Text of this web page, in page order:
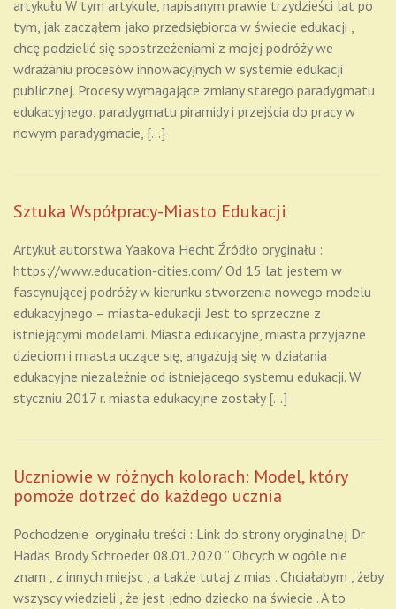
artykułu W tym artykule, napisanym prawie trzydzieści lat po
tym, jak zacząłem jako przedsiębiorca w świecie edukacji ,
chcę podzielić się spostrzeżeniami z mojej podróży we
wdrażaniu procesów innowacyjnych w systemie edukacji
publicznej. Procesy wymagające zmiany starego paradygmatu
edukacyjnego, paradygmatu piramidy i przejścia do pracy w
nowym paradygmacie, […]
Sztuka Współpracy-Miasto Edukacji
Artykuł autorstwa Yaakova Hecht Źródło oryginału :
https://www.education-cities.com/ Od 15 lat jestem w
fascynującej podróży w kierunku stworzenia nowego modelu
edukacyjnego – miasta-edukacji. Jest to sprzeczne z
istniejącymi modelami. Miasta edukacyjne, miasta przyjazne
dzieciom i miasta uczące się, angażują się w działania
edukacyjne niezależnie od istniejącego systemu edukacji. W
styczniu 2017 r. miasta edukacyjne zostały […]
Uczniowie w różnych kolorach: Model, który
pomoże dotrzeć do każdego ucznia
Pochodzenie oryginału treści : Link do strony oryginalnej Dr
Hadas Brody Schroeder 08.01.2020 ” Obcych w ogóle nie
znam , z innych miejsc , a także tutaj z mias . Chciałabym , żeby
wszyscy wiedzieli , że jest jedno dziecko na świecie . A to